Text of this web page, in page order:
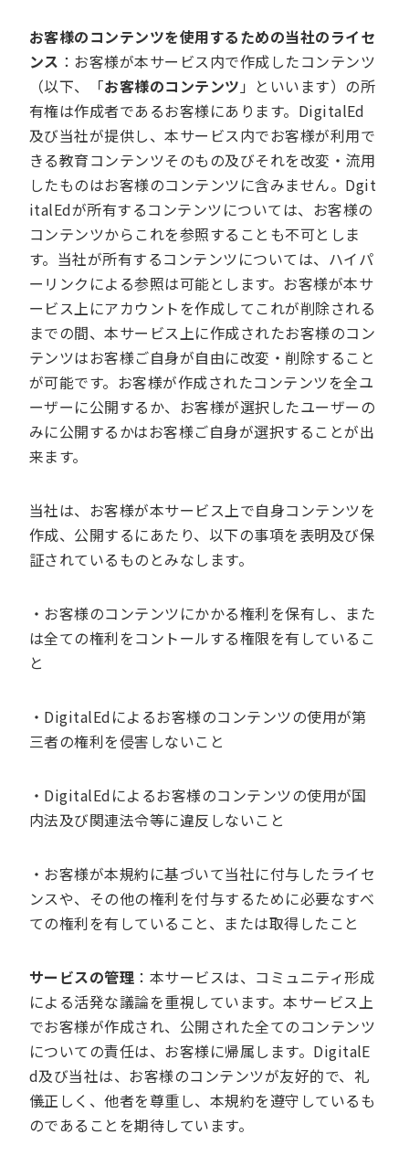
お客様のコンテンツを使用するための当社のライセ
ンス ：お客様が本サービス内で作成したコンテンツ
（以下、「お客様のコンテンツ 」といいます）の所
有権は作成者であるお客様にあります。DigitalEd
及び当社が提供し、本サービス内でお客様が利用で
きる教育コンテンツそのもの及びそれを改変・流用
したものはお客様のコンテンツに含みません。Dgit
italEdが所有するコンテンツについては、お客様の
コンテンツからこれを参照することも不可としま
す。当社が所有するコンテンツについては、ハイパ
ーリンクによる参照は可能とします。お客様が本サ
ービス上にアカウントを作成してこれが削除される
までの間、本サービス上に作成されたお客様のコン
テンツはお客様ご自身が自由に改変・削除すること
が可能です。お客様が作成されたコンテンツを全ユ
ーザーに公開するか、お客様が選択したユーザーの
みに公開するかはお客様ご自身が選択することが出
来ます。
当社は、お客様が本サービス上で自身コンテンツを
作成、公開するにあたり、以下の事項を表明及び保
証されているものとみなします。
・お客様のコンテンツにかかる権利を保有し、また
は全ての権利をコントールする権限を有しているこ
と
・DigitalEdによるお客様のコンテンツの使用が第
三者の権利を侵害しないこと
・DigitalEdによるお客様のコンテンツの使用が国
内法及び関連法令等に違反しないこと
・お客様が本規約に基づいて当社に付与したライセ
ンスや、その他の権利を付与するために必要なすべ
ての権利を有していること、または取得したこと
サービスの管理 ：本サービスは、コミュニティ形成
による活発な議論を重視しています。本サービス上
でお客様が作成され、公開された全てのコンテンツ
についての責任は、お客様に帰属します。DigitalE
d及び当社は、お客様のコンテンツが友好的で、礼
儀正しく、他者を尊重し、本規約を遵守しているも
のであることを期待しています。